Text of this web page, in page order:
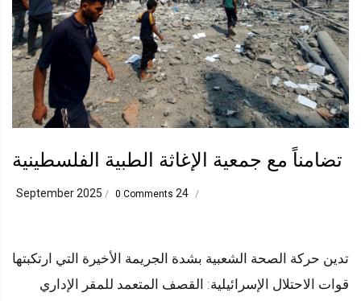
تضامناً مع جمعية الإغاثة الطبية الفلسطينية
/
24 September 2025
/ 0 Comments
تدين حركة الصحة الشعبية بشدة الجريمة الأخيرة التي ارتكبتها
قوات الاحتلال الإسرائيلية: القصف المتعمد للمقر الإداري